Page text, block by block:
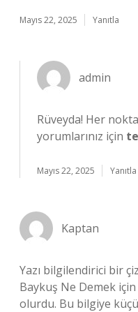
Mayıs 22, 2025 Yanıtla
admin
Rüveyda! Her
yorumlarınız için
Mayıs 22, 2025 Yanıtla
Kaptan
Yazı bilgilendirici bir
Baykuş Ne Demek
olurdu. Bu bilgiye